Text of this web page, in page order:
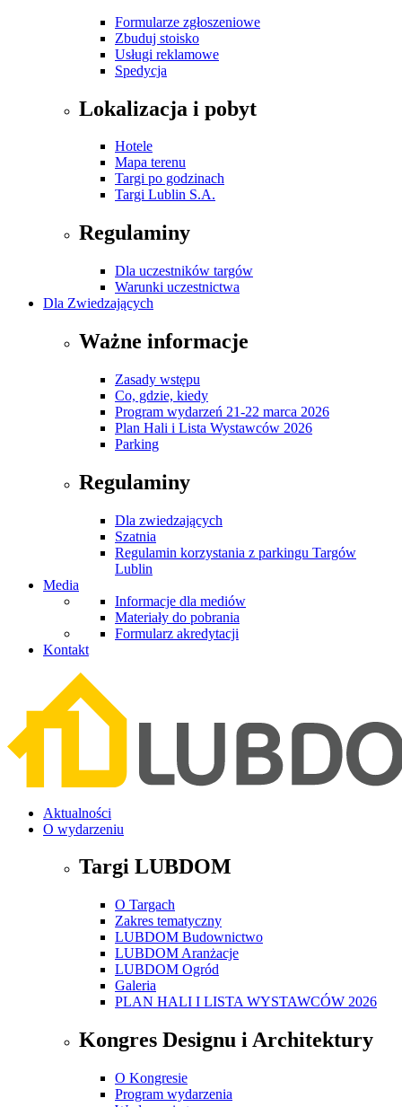
Formularze zgłoszeniowe
Zbuduj stoisko
Usługi reklamowe
Spedycja
Lokalizacja i pobyt
Hotele
Mapa terenu
Targi po godzinach
Targi Lublin S.A.
Regulaminy
Dla uczestników targów
Warunki uczestnictwa
Dla Zwiedzających
Ważne informacje
Zasady wstępu
Co, gdzie, kiedy
Program wydarzeń 21-22 marca 2026
Plan Hali i Lista Wystawców 2026
Parking
Regulaminy
Dla zwiedzających
Szatnia
Regulamin korzystania z parkingu Targów
Lublin
Media
Informacje dla mediów
Materiały do pobrania
Formularz akredytacji
Kontakt
Aktualności
O wydarzeniu
Targi LUBDOM
O Targach
Zakres tematyczny
LUBDOM Budownictwo
LUBDOM Aranżacje
LUBDOM Ogród
Galeria
PLAN HALI I LISTA WYSTAWCÓW 2026
Kongres Designu i Architektury
O Kongresie
Program wydarzenia